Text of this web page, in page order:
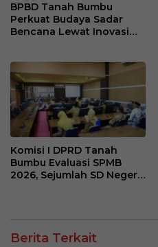
BPBD Tanah Bumbu
Perkuat Budaya Sadar
Bencana Lewat Inovasi
Komisi I DPRD Tanah
Bumbu Evaluasi SPMB
2026, Sejumlah SD Negeri
Berita Terkait